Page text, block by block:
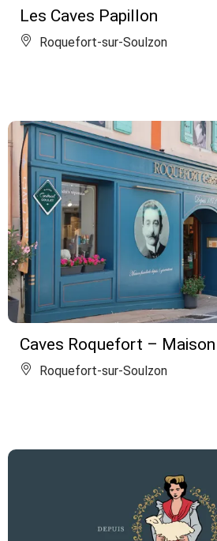
Les Caves Papillon
Roquefort-sur-Soulzon
Caves Roquefort –
Roquefort-sur-Soulzon